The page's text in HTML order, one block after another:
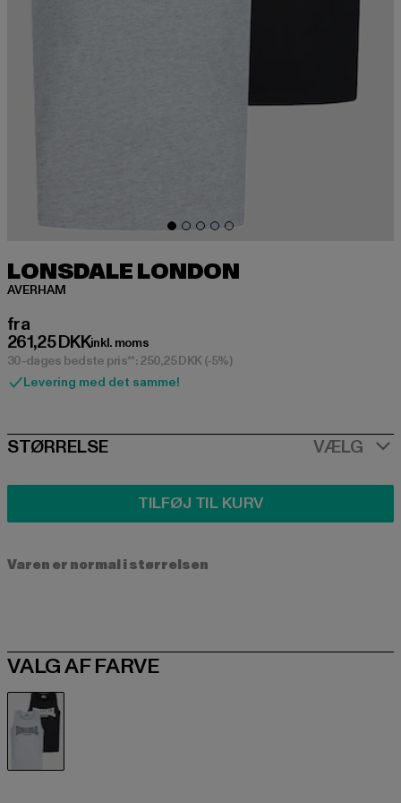
LONSDALE LONDON
AVERHAM
fra
261,25 DKK
Nuværende pris: Fra 261,25 DKK
inkl. moms
30-dages bedste pris**: 250,25 DKK(-5%)
Levering med det samme!
SIZE
STØRRELSE VÆLG
TILFØJ TIL KURV
Varen er normal i størrelsen
VALG AF FARVE